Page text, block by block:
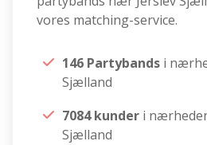
vores matching-service.
146 Partybands i
Sjælland
7084 kunder i
Sjælland